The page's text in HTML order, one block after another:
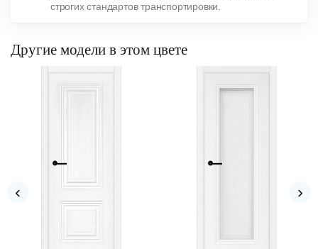
строгих стандартов транспортировки.
Другие модели в этом цвете
‹ ›